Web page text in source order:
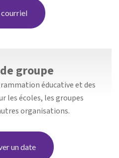
courriel
groupe
éducative et des
les écoles, les groupes
organisations.
un date